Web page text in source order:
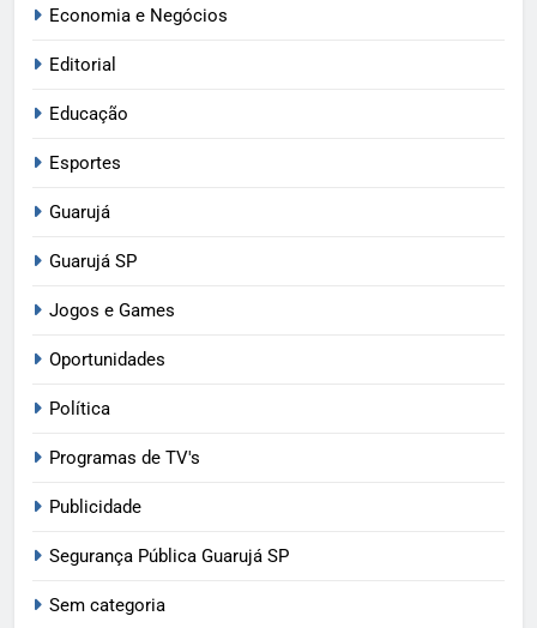
Economia e Negócios
Editorial
Educação
Esportes
Guarujá
Guarujá SP
Jogos e Games
Oportunidades
Política
Programas de TV's
Publicidade
Segurança Pública Guarujá SP
Sem categoria